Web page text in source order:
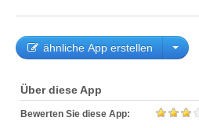
ähnliche App erstellen
Über diese App
Bewerten Sie diese App: